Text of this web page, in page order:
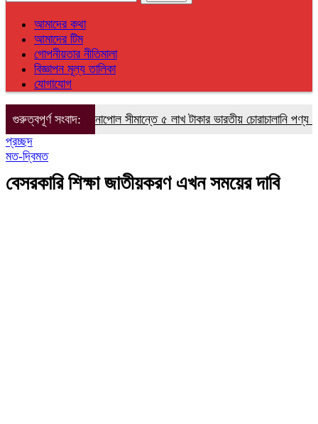
আমাদের কথা
আমাদের টিম
গোপনীয়তার নীতিমালা
বিজ্ঞাপন মূল্য তালিকা
যোগাযোগ
গুরুত্বপূর্ণ সংবাদ:
অভিযানে বেনাপোল সীমান্তে ৫ লাখ টাকার ভারতীয় চোরাচালানি পণ্য জব্দ
প্রচ্ছদ
মত-দ্বিমত
বেসরকারি শিক্ষা জাতীয়করণ এখন সময়ের দাবি